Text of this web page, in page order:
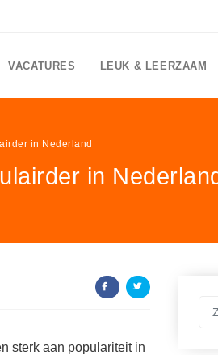
VACATURES LEUK & LEERZAAM
in Nederland
in
sterk aan populariteit in